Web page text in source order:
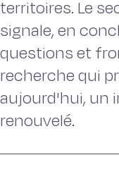
territoires. Le
signale, en
questions et
recherche qui
aujourd'hui, un
renouvelé.